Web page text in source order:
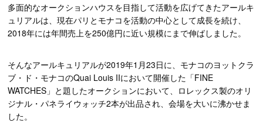
多面的なオークションハウスを目指して活動を広げてきたアールキ
ュリアルは、現在パリとモナコを活動の中心として成長を続け、
2018年には年間売上を250億円に近い規模にまで伸ばしました。
そんなアールキュリアルが2019年1月23日に、モナコのヨットクラ
ブ・ド・モナコのQuai Louis IIにおいて開催した「FINE
WATCHES」と題したオークションにおいて、ロレックス製のオリ
ジナル・パネライウォッチ2本が出品され、会場を大いに沸かせま
した。